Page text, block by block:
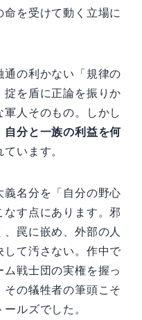
を受けて動く立場に
の利かない「規律の
を盾に正論を振りか
人そのもの。しかし
自分と一族の利益を何
います。
義名分を「自分の野心
なす点にあります。邪
罠に嵌め、外部の人
して汚さない。作中で
戦士団の実権を握っ
の犠牲者の筆頭こそ
ルズでした。